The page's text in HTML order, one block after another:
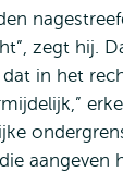
zegt hij.
in het
aangeven